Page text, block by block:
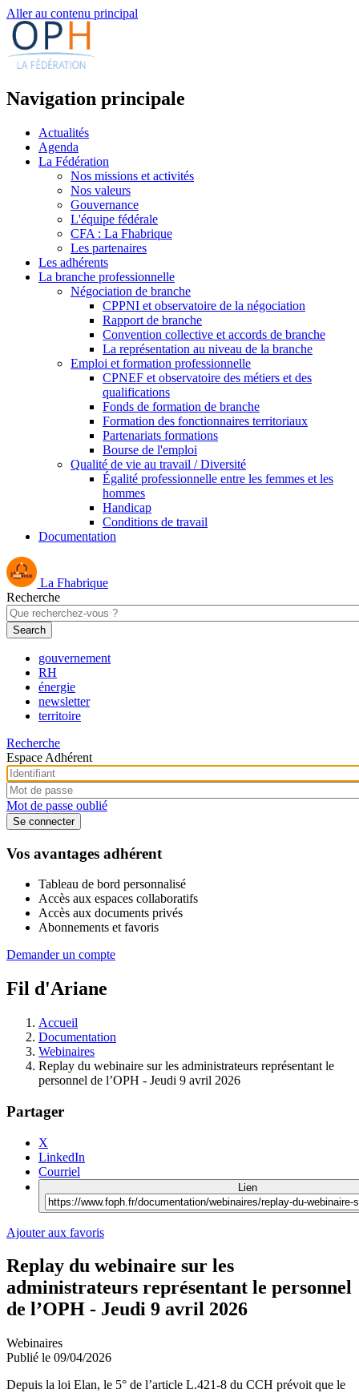
Aller au contenu principal
Navigation principale
Actualités
Agenda
La Fédération
Nos missions et activités
Nos valeurs
Gouvernance
L'équipe fédérale
CFA : La Fhabrique
Les partenaires
Les adhérents
La branche professionnelle
Négociation de branche
CPPNI et observatoire de la négociation
Rapport de branche
Convention collective et accords de branche
La représentation au niveau de la branche
Emploi et formation professionnelle
CPNEF et observatoire des métiers et des
qualifications
Fonds de formation de branche
Formation des fonctionnaires territoriaux
Partenariats formations
Bourse de l'emploi
Qualité de vie au travail / Diversité
Égalité professionnelle entre les femmes et les
hommes
Handicap
Conditions de travail
Documentation
La Fhabrique
Recherche
gouvernement
RH
énergie
newsletter
territoire
Recherche
Espace Adhérent
Mot de passe oublié
Vos avantages adhérent
Tableau de bord personnalisé
Accès aux espaces collaboratifs
Accès aux documents privés
Abonnements et favoris
Demander un compte
Fil d'Ariane
Accueil
Documentation
Webinaires
Replay du webinaire sur les administrateurs représentant le
personnel de l’OPH - Jeudi 9 avril 2026
Partager
X
LinkedIn
Courriel
Lien
Ajouter aux favoris
Replay du webinaire sur les
administrateurs représentant le personnel
de l’OPH - Jeudi 9 avril 2026
Webinaires
Publié le 09/04/2026
Depuis la loi Elan, le 5° de l’article L.421-8 du CCH prévoit que le